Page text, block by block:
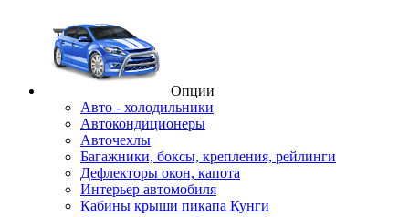
Опции
Авто - холодильники
Автокондиционеры
Авточехлы
Багажники, боксы, крепления, рейлинги
Дефлекторы окон, капота
Интерьер автомобиля
Кабины крыши пикапа Кунги